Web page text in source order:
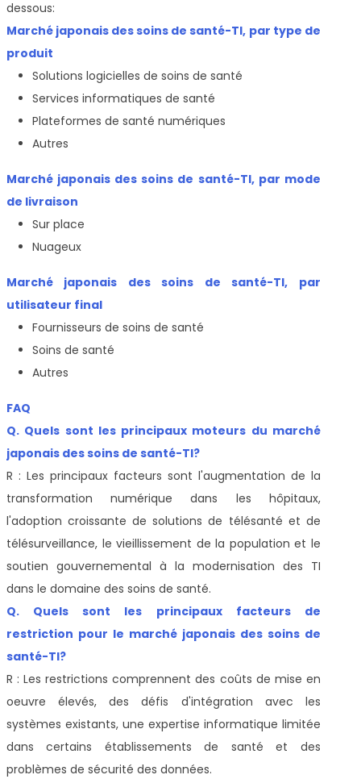
dessous:
Marché japonais des soins de santé-TI, par type de
produit
Solutions logicielles de soins de santé
Services informatiques de santé
Plateformes de santé numériques
Autres
Marché japonais des soins de santé-TI, par mode
de livraison
Sur place
Nuageux
Marché japonais des soins de santé-TI, par
utilisateur final
Fournisseurs de soins de santé
Soins de santé
Autres
FAQ
Q. Quels sont les principaux moteurs du marché
japonais des soins de santé-TI?
R : Les principaux facteurs sont l'augmentation de la
transformation numérique dans les hôpitaux,
l'adoption croissante de solutions de télésanté et de
télésurveillance, le vieillissement de la population et le
soutien gouvernemental à la modernisation des TI
dans le domaine des soins de santé.
Q. Quels sont les principaux facteurs de
restriction pour le marché japonais des soins de
santé-TI?
R : Les restrictions comprennent des coûts de mise en
oeuvre élevés, des défis d'intégration avec les
systèmes existants, une expertise informatique limitée
dans certains établissements de santé et des
problèmes de sécurité des données.